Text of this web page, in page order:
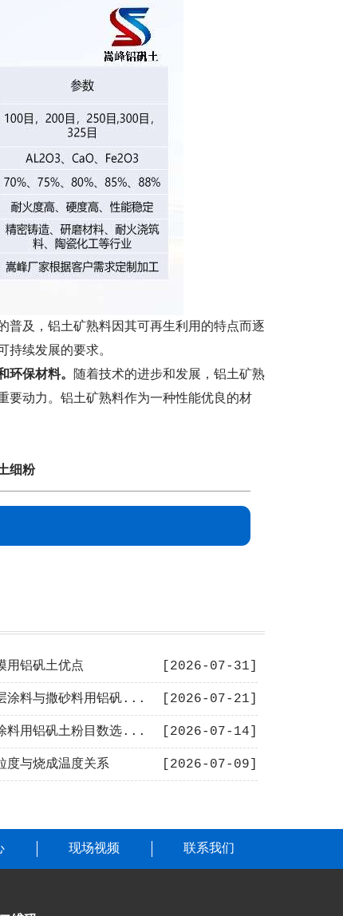
普及，铝土矿熟料因其可再生利用的特点而逐
续发展的要求。
环保材料。
随着技术的进步和发展，铝土矿熟
要动力。铝土矿熟料作为一种性能优良的材
细粉
[2026-07-31]
用铝矾土优点
[2026-07-21]
涂料与撒砂料用铝矾...
[2026-07-14]
料用铝矾土粉目数选...
[2026-07-09]
度与烧成温度关系
现场视频 联系我们